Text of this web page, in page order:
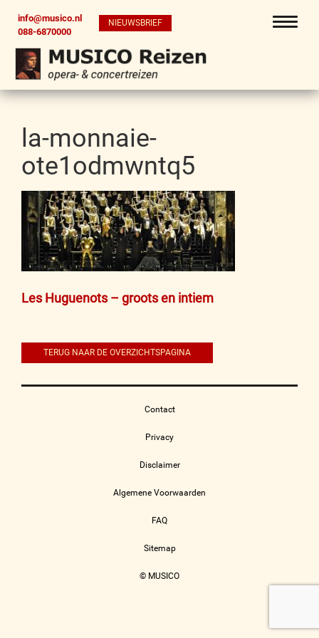
info@musico.nl
088-6870000
NIEUWSBRIEF
la-monnaie-
ote1odmwntq5
Bericht
Les Huguenots – groots en intiem
TERUG NAAR DE OVERZICHTSPAGINA
Contact
Privacy
Disclaimer
Algemene Voorwaarden
FAQ
Sitemap
© MUSICO